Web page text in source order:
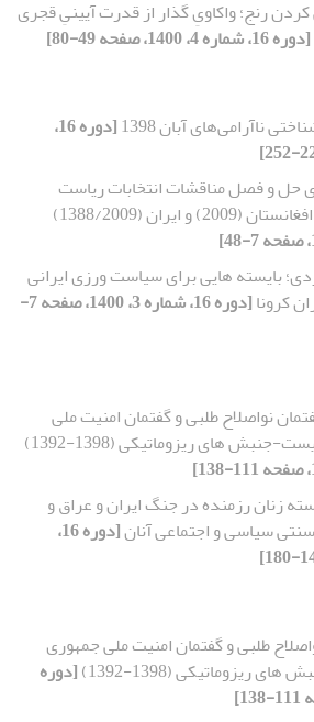
رنج؛ واکاویِ گذار از قدرت آیینیِ قجری
[دوره 16، شماره 4، 1400، صفحه 49-80]
ناآرامی‌های آبان 1398
[دوره 16،
حل و فصل مناقشات انتخابات ریاست
بایسته هایی برای سیاست ورزی ایرانی
کرونا
[دوره 16، شماره 3، 1400، صفحه 7-
نواصلاح طلبی و گفتمان امنیت ملی
های ریزوماتیکی (1398-1392)
زنان رزمنده در جنگ ایران و عراق و
سیاسی و اجتماعی آنان
[دوره 16،
طلبی و گفتمان امنیت ملی جمهوری
ریزوماتیکی (1398-1392)
[دوره